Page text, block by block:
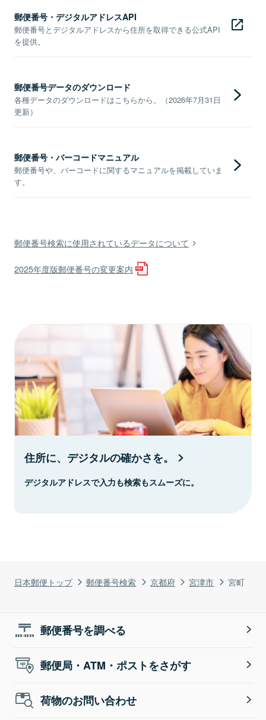
日本郵便トップ 郵便番号検索 京都府 宮津市 宮町
郵便番号・デジタルアドレスAPI
郵便番号とデジタルアドレスから住所を取得できる公式API
を提供。
郵便番号データのダウンロード
各種データのダウンロードはこちらから。（2026年7月31日
更新）
郵便番号・バーコードマニュアル
郵便番号や、バーコードに関するマニュアルを掲載していま
す。
郵便番号検索に使用されているデータについて
2025年度版郵便番号の変更案内
住所に、デジタルの確かさを。
デジタルアドレスで入力も検索もスムーズに。
郵便番号を調べる
郵便局・ATM・ポストをさがす
荷物のお問い合わせ